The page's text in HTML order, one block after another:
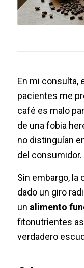
En mi consulta,
pacientes me
café es malo
de una fobia
no distinguían
del consumidor.
Sin embargo, la
dado un giro
un alimento
fitonutrientes
verdadero